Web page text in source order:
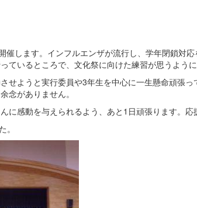
します。インフルエンザが流行し、学年閉鎖対
ているところで、文化祭に向けた練習が思うよう
せようと実行委員や3年生を中心に一生懸命頑張
念がありません。
感動を与えられるよう、あと1日頑張ります。応